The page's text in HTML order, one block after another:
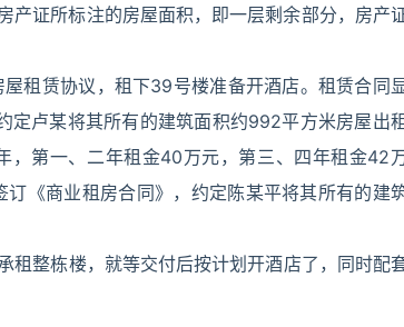
证所标注的房屋面积，即一层剩余部分，房产
租赁协议，租下39号楼准备开酒店。租赁合同
定卢某将其所有的建筑面积约992平方米房屋出租
第一、二年租金40万元，第三、四年租金42
《商业租房合同》，约定陈某平将其所有的建
租整栋楼，就等交付后按计划开酒店了，同时配